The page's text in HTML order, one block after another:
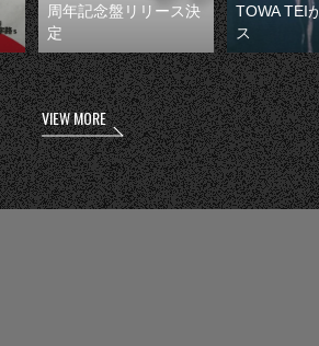
周年記念盤リリース決
定
TOWA TEI
ス
VIEW MORE